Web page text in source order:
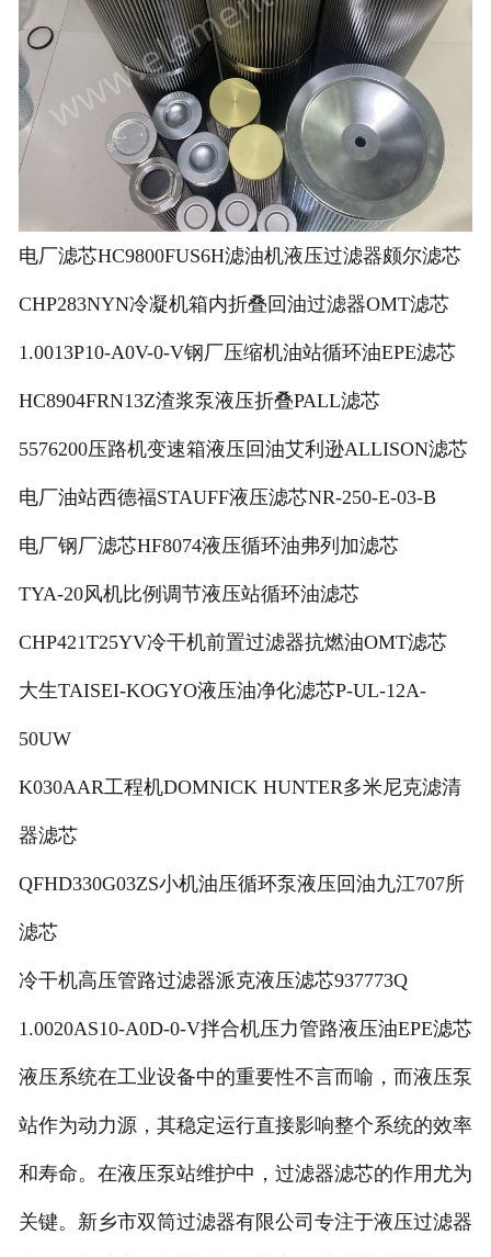
电厂滤芯HC9800FUS6H滤油机液压过滤器颇尔滤芯
CHP283NYN冷凝机箱内折叠回油过滤器OMT滤芯
1.0013P10-A0V-0-V钢厂压缩机油站循环油EPE滤芯
HC8904FRN13Z渣浆泵液压折叠PALL滤芯
5576200压路机变速箱液压回油艾利逊ALLISON滤芯
电厂油站西德福STAUFF液压滤芯NR-250-E-03-B
电厂钢厂滤芯HF8074液压循环油弗列加滤芯
TYA-20风机比例调节液压站循环油滤芯
CHP421T25YV冷干机前置过滤器抗燃油OMT滤芯
大生TAISEI-KOGYO液压油净化滤芯P-UL-12A-
50UW
K030AAR工程机DOMNICK HUNTER多米尼克滤清
器滤芯
QFHD330G03ZS小机油压循环泵液压回油九江707所
滤芯
冷干机高压管路过滤器派克液压滤芯937773Q
1.0020AS10-A0D-0-V拌合机压力管路液压油EPE滤芯
液压系统在工业设备中的重要性不言而喻，而液压泵
站作为动力源，其稳定运行直接影响整个系统的效率
和寿命。在液压泵站维护中，过滤器滤芯的作用尤为
关键。新乡市双筒过滤器有限公司专注于液压过滤器